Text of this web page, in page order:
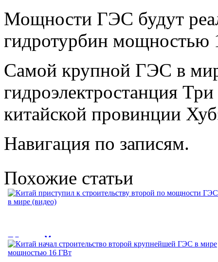
Мощности ГЭС будут
гидротурбин мощностью
Самой крупной ГЭС в
гидроэлектростанция
китайской провинции
Навигация по записям.
Похожие статьи
Китай приступил к